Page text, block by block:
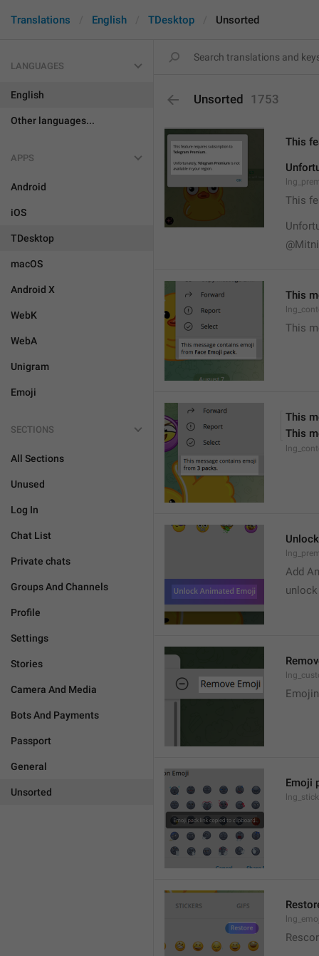
Translations English TDesktop Unsorted
LANGUAGES
English
Other languages...
APPS
Android
iOS
TDesktop
macOS
Android X
WebK
WebA
Unigram
Emoji
SECTIONS
All Sections
Unused
Log In
Chat List
Private chats
Groups And Channels
Profile
Settings
Stories
Camera And Media
Bots And Payments
Passport
General
Unsorted
Unsorted 1753
This
This
This
This
This
This
Add
Emoji